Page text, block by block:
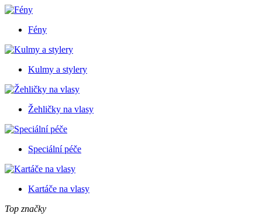
Fény
Kulmy a stylery
Žehličky na vlasy
Speciální péče
Kartáče na vlasy
Top značky